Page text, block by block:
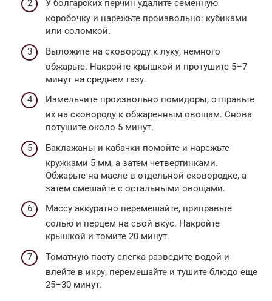
У болгарских перчин удалите семенную
коробочку и нарежьте произвольно: кубиками
или соломкой.
Выложите на сковороду к луку, немного
обжарьте. Накройте крышкой и протушите 5–7
минут на среднем газу.
Измельчите произвольно помидоры, отправьте
их на сковороду к обжаренным овощам. Снова
потушите около 5 минут.
Баклажаны и кабачки помойте и нарежьте
кружками 5 мм, а затем четвертинками.
Обжарьте на масле в отдельной сковородке, а
затем смешайте с остальными овощами.
Массу аккуратно перемешайте, приправьте
солью и перцем на свой вкус. Накройте
крышкой и томите 20 минут.
Томатную пасту слегка разведите водой и
влейте в икру, перемешайте и тушите блюдо еще
25–30 минут.